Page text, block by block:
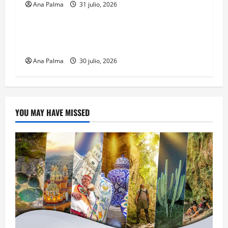
Ana Palma 31 julio, 2026
MEXICO
Ana Palma 30 julio, 2026
YOU MAY HAVE MISSED